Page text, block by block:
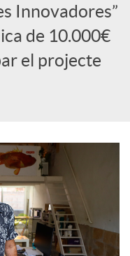
Innovadores”
de 10.000€
el projecte